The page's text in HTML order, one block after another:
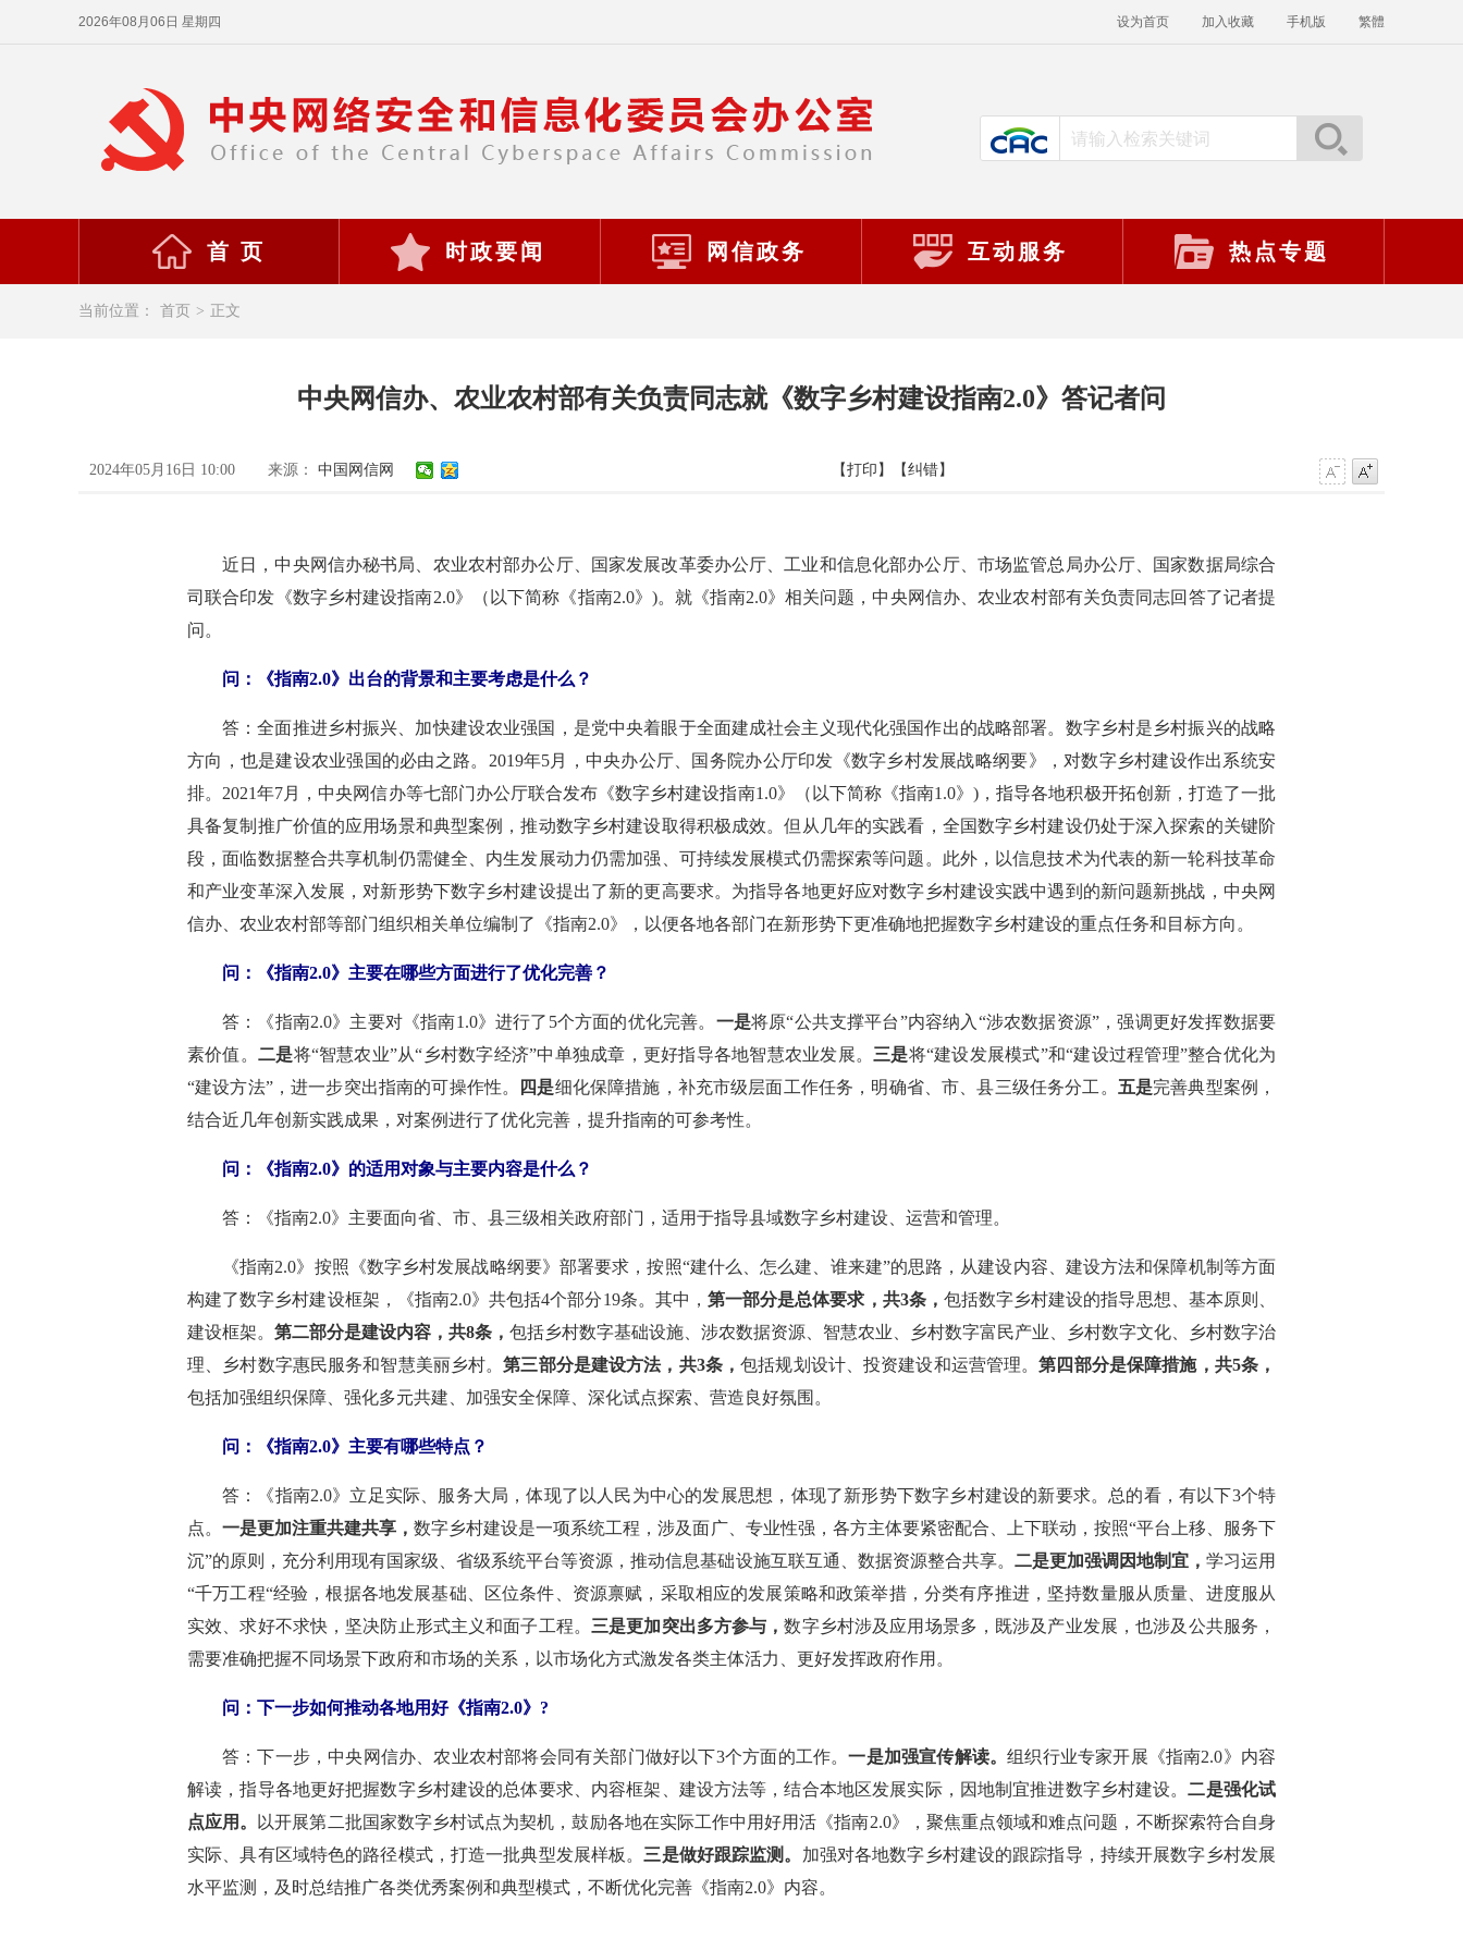
2026年08月06日 星期四 设为首页 加入收藏 手机版 繁體
首 页 时政要闻 网信政务 互动服务 热点专题
当前位置： 首页 > 正文
中央网信办、农业农村部有关负责同志就《数字乡村建设指南2.0》答记者问
2024年05月16日 10:00 来源： 中国网信网 【打印】 【纠错】
近日，中央网信办秘书局、农业农村部办公厅、国家发展改革委办公厅、工业和信息化部办公厅、市场监管总局办公厅、国家数据局综合
司联合印发《数字乡村建设指南2.0》（以下简称《指南2.0》)。就《指南2.0》相关问题，中央网信办、农业农村部有关负责同志回答了记者提
问。
问：《指南2.0》出台的背景和主要考虑是什么？
答：全面推进乡村振兴、加快建设农业强国，是党中央着眼于全面建成社会主义现代化强国作出的战略部署。数字乡村是乡村振兴的战略
方向，也是建设农业强国的必由之路。2019年5月，中央办公厅、国务院办公厅印发《数字乡村发展战略纲要》，对数字乡村建设作出系统安
排。2021年7月，中央网信办等七部门办公厅联合发布《数字乡村建设指南1.0》（以下简称《指南1.0》)，指导各地积极开拓创新，打造了一批
具备复制推广价值的应用场景和典型案例，推动数字乡村建设取得积极成效。但从几年的实践看，全国数字乡村建设仍处于深入探索的关键阶
段，面临数据整合共享机制仍需健全、内生发展动力仍需加强、可持续发展模式仍需探索等问题。此外，以信息技术为代表的新一轮科技革命
和产业变革深入发展，对新形势下数字乡村建设提出了新的更高要求。为指导各地更好应对数字乡村建设实践中遇到的新问题新挑战，中央网
信办、农业农村部等部门组织相关单位编制了《指南2.0》，以便各地各部门在新形势下更准确地把握数字乡村建设的重点任务和目标方向。
问：《指南2.0》主要在哪些方面进行了优化完善？
答：《指南2.0》主要对《指南1.0》进行了5个方面的优化完善。 一是将原“公共支撑平台”内容纳入“涉农数据资源”，强调更好发挥数据要
素价值。 二是将“智慧农业”从“乡村数字经济”中单独成章，更好指导各地智慧农业发展。 三是将“建设发展模式”和“建设过程管理”整合优化为
“建设方法”，进一步突出指南的可操作性。
四是细化保障措施，补充市级层面工作任务，明确省、市、县三级任务分工。 五是完善典型案例，
结合近几年创新实践成果，对案例进行了优化完善，提升指南的可参考性。
问：《指南2.0》的适用对象与主要内容是什么？
答：《指南2.0》主要面向省、市、县三级相关政府部门，适用于指导县域数字乡村建设、运营和管理。
《指南2.0》按照《数字乡村发展战略纲要》部署要求，按照“建什么、怎么建、谁来建”的思路，从建设内容、建设方法和保障机制等方面
构建了数字乡村建设框架，《指南2.0》共包括4个部分19条。其中， 第一部分是总体要求，共3条， 包括数字乡村建设的指导思想、基本原则、
建设框架。 第二部分是建设内容，共8条， 包括乡村数字基础设施、涉农数据资源、智慧农业、乡村数字富民产业、乡村数字文化、乡村数字治
理、乡村数字惠民服务和智慧美丽乡村。第三部分是建设方法，共3条，包括规划设计、投资建设和运营管理。第四部分是保障措施，共5条，
包括加强组织保障、强化多元共建、加强安全保障、深化试点探索、营造良好氛围。
问：《指南2.0》主要有哪些特点？
答：《指南2.0》立足实际、服务大局，体现了以人民为中心的发展思想，体现了新形势下数字乡村建设的新要求。总的看，有以下3个特
点。一是更加注重共建共享，数字乡村建设是一项系统工程，涉及面广、专业性强，各方主体要紧密配合、上下联动，按照“平台上移、服务下
沉”的原则，充分利用现有国家级、省级系统平台等资源，推动信息基础设施互联互通、数据资源整合共享。 二是更加强调因地制宜， 学习运用
“千万工程“经验，根据各地发展基础、区位条件、资源禀赋，采取相应的发展策略和政策举措，分类有序推进，坚持数量服从质量、进度服从
实效、求好不求快，坚决防止形式主义和面子工程。 三是更加突出多方参与，数字乡村涉及应用场景多，既涉及产业发展，也涉及公共服务，
需要准确把握不同场景下政府和市场的关系，以市场化方式激发各类主体活力、更好发挥政府作用。
问：下一步如何推动各地用好《指南2.0》?
答：下一步，中央网信办、农业农村部将会同有关部门做好以下3个方面的工作。一是加强宣传解读。组织行业专家开展《指南2.0》内容
解读，指导各地更好把握数字乡村建设的总体要求、内容框架、建设方法等，结合本地区发展实际，因地制宜推进数字乡村建设。二是强化试
点应用。
以开展第二批国家数字乡村试点为契机，鼓励各地在实际工作中用好用活《指南2.0》，聚焦重点领域和难点问题，不断探索符合自身
实际、具有区域特色的路径模式，打造一批典型发展样板。 三是做好跟踪监测。 加强对各地数字乡村建设的跟踪指导，持续开展数字乡村发展
水平监测，及时总结推广各类优秀案例和典型模式，不断优化完善《指南2.0》内容。